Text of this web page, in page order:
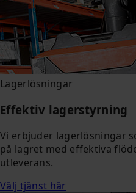
Lagerlösningar
Effektiv lagerstyrning
Vi erbjuder lagerlösningar
på lagret med effektiva
utleverans.
Välj tjänst här